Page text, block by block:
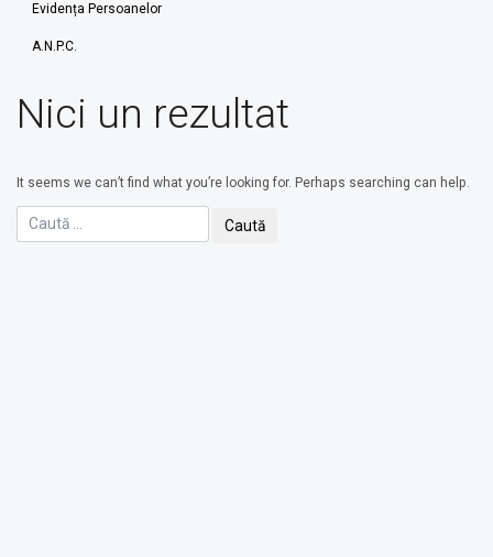
Evidența Persoanelor
A.N.P.C.
Nici un rezultat
It seems we can’t find what you’re looking for. Perhaps searching can help.